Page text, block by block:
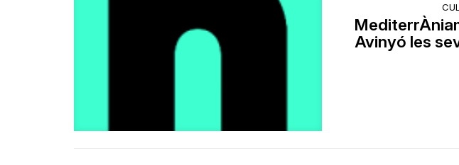
Avinyó les